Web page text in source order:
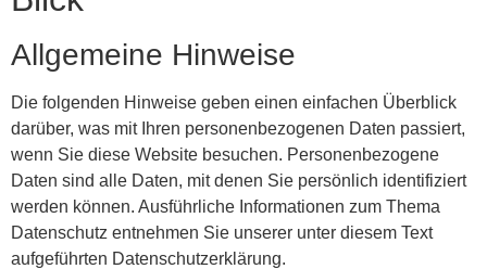
Allgemeine Hinweise
Die folgenden Hinweise geben einen einfachen Überblick
darüber, was mit Ihren personenbezogenen Daten passiert,
wenn Sie diese Website besuchen. Personenbezogene
Daten sind alle Daten, mit denen Sie persönlich identifiziert
werden können. Ausführliche Informationen zum Thema
Datenschutz entnehmen Sie unserer unter diesem Text
aufgeführten Datenschutzerklärung.